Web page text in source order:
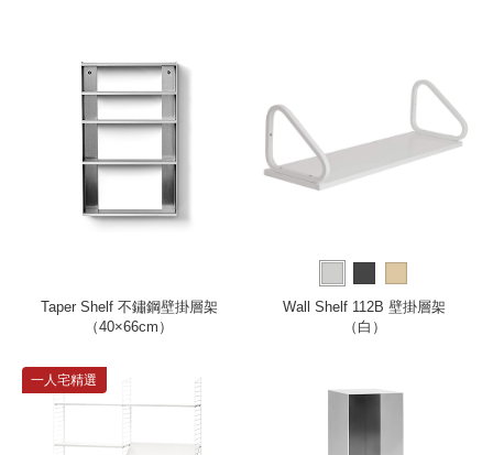
Taper Shelf 不鏽鋼壁掛層架
（40×66cm）
Wall Shelf 112B 壁掛層架
（白）
一人宅精選